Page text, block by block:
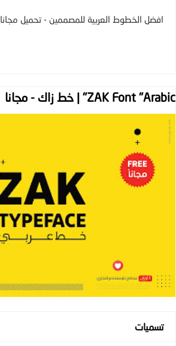
افضل الخطوط العربية للمصممين - تحميل مجانا
ZAK Font "Arabic" | خط زاك - مجانا
تسميات